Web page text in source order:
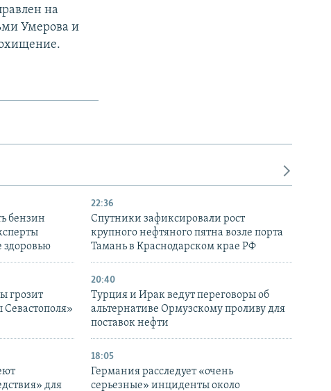
на
Умерова и
бензин
здоровью
22:36
Спутники зафиксировали рост
крупного нефтяного пятна возле порта
Тамань в Краснодарском крае РФ
грозит
20:40
Турция и Ирак ведут переговоры об
альтернативе Ормузскому проливу для
поставок нефти
для
18:05
Германия расследует «очень
серьезные» инциденты около